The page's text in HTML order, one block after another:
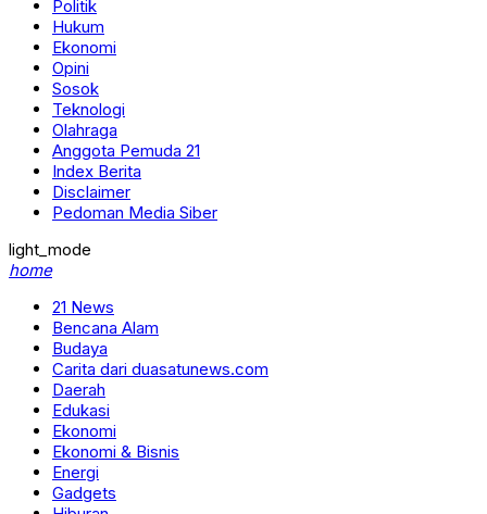
Politik
Hukum
Ekonomi
Opini
Sosok
Teknologi
Olahraga
Anggota Pemuda 21
Index Berita
Disclaimer
Pedoman Media Siber
light_mode
home
21 News
Bencana Alam
Budaya
Carita dari duasatunews.com
Daerah
Edukasi
Ekonomi
Ekonomi & Bisnis
Energi
Gadgets